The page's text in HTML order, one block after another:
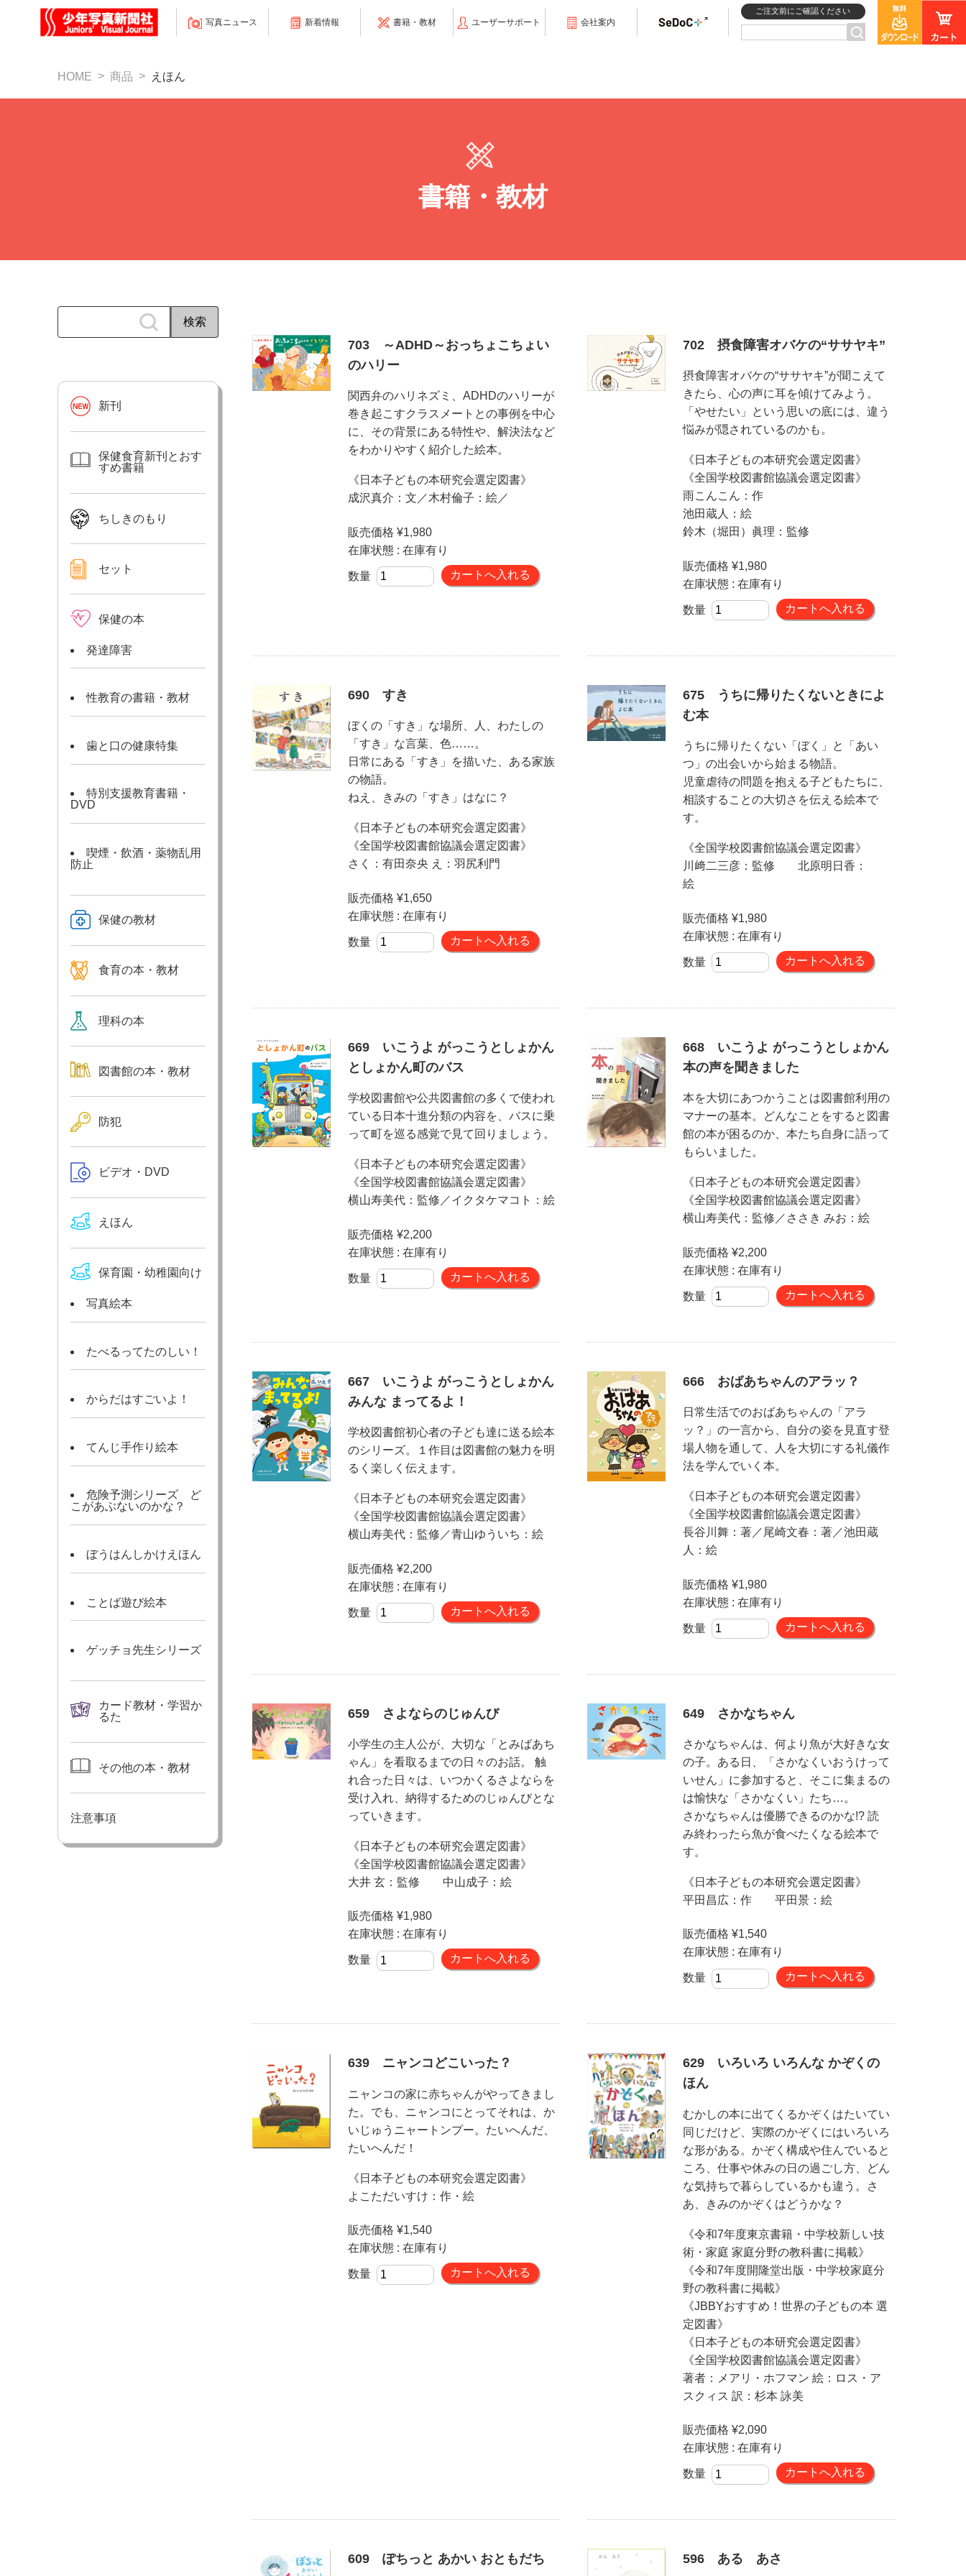
写真ニュース 新着情報 書籍・教材 ユーザーサポート 会社案内
ご注文前にご確認ください
HOME 商品 えほん
書籍・教材
新刊
保健食育新刊とおす
すめ書籍
ちしきのもり
セット
保健の本
発達障害
性教育の書籍・教材
歯と口の健康特集
特別支援教育書籍・
DVD
喫煙・飲酒・薬物乱用
防止
保健の教材
食育の本・教材
理科の本
図書館の本・教材
防犯
ビデオ・DVD
えほん
保育園・幼稚園向け
写真絵本
たべるってたのしい！
からだはすごいよ！
てんじ手作り絵本
危険予測シリーズ ど
こがあぶないのかな？
ぼうはんしかけえほん
ことば遊び絵本
ゲッチョ先生シリーズ
カード教材・学習か
るた
その他の本・教材
注意事項
703 ～ADHD～おっちょこちょい
のハリー
関西弁のハリネズミ、ADHDのハリーが
巻き起こすクラスメートとの事例を中心
に、その背景にある特性や、解決法など
をわかりやすく紹介した絵本。
《日本子どもの本研究会選定図書》
成沢真介：文／木村倫子：絵／
販売価格 ¥1,980
在庫状態 : 在庫有り
数量
702 摂食障害オバケの“ササヤキ”
摂食障害オバケの“ササヤキ”が聞こえて
きたら、心の声に耳を傾けてみよう。
「やせたい」という思いの底には、違う
悩みが隠されているのかも。
《日本子どもの本研究会選定図書》
《全国学校図書館協議会選定図書》
雨こんこん：作
池田蔵人：絵
鈴木（堀田）眞理：監修
販売価格 ¥1,980
在庫状態 : 在庫有り
数量
690 すき
ぼくの「すき」な場所、人、わたしの
「すき」な言葉、色……。
日常にある「すき」を描いた、ある家族
の物語。
ねえ、きみの「すき」はなに？
《日本子どもの本研究会選定図書》
《全国学校図書館協議会選定図書》
さく：有田奈央 え：羽尻利門
販売価格 ¥1,650
在庫状態 : 在庫有り
数量
675 うちに帰りたくないときによ
む本
うちに帰りたくない「ぼく」と「あい
つ」の出会いから始まる物語。
児童虐待の問題を抱える子どもたちに、
相談することの大切さを伝える絵本で
す。
《全国学校図書館協議会選定図書》
川﨑二三彦：監修 北原明日香：
絵
販売価格 ¥1,980
在庫状態 : 在庫有り
数量
669 いこうよ がっこうとしょかん
としょかん町のバス
学校図書館や公共図書館の多くで使われ
ている日本十進分類の内容を、バスに乗
って町を巡る感覚で見て回りましょう。
《日本子どもの本研究会選定図書》
《全国学校図書館協議会選定図書》
横山寿美代：監修／イクタケマコト：絵
販売価格 ¥2,200
在庫状態 : 在庫有り
数量
668 いこうよ がっこうとしょかん
本の声を聞きました
本を大切にあつかうことは図書館利用の
マナーの基本。どんなことをすると図書
館の本が困るのか、本たち自身に語って
もらいました。
《日本子どもの本研究会選定図書》
《全国学校図書館協議会選定図書》
横山寿美代：監修／ささき みお：絵
販売価格 ¥2,200
在庫状態 : 在庫有り
数量
667 いこうよ がっこうとしょかん
みんな まってるよ！
学校図書館初心者の子ども達に送る絵本
のシリーズ。１作目は図書館の魅力を明
るく楽しく伝えます。
《日本子どもの本研究会選定図書》
《全国学校図書館協議会選定図書》
横山寿美代：監修／青山ゆういち：絵
販売価格 ¥2,200
在庫状態 : 在庫有り
数量
666 おばあちゃんのアラッ？
日常生活でのおばあちゃんの「アラ
ッ？」の一言から、自分の姿を見直す登
場人物を通して、人を大切にする礼儀作
法を学んでいく本。
《日本子どもの本研究会選定図書》
《全国学校図書館協議会選定図書》
長谷川舞：著／尾崎文春：著／池田蔵
人：絵
販売価格 ¥1,980
在庫状態 : 在庫有り
数量
659 さよならのじゅんび
小学生の主人公が、大切な「とみばあち
ゃん」を看取るまでの日々のお話。 触
れ合った日々は、いつかくるさよならを
受け入れ、納得するためのじゅんびとな
っていきます。
《日本子どもの本研究会選定図書》
《全国学校図書館協議会選定図書》
大井 玄：監修 中山成子：絵
販売価格 ¥1,980
在庫状態 : 在庫有り
数量
649 さかなちゃん
さかなちゃんは、何より魚が大好きな女
の子。ある日、「さかなくいおうけって
いせん」に参加すると、そこに集まるの
は愉快な「さかなくい」たち…。
さかなちゃんは優勝できるのかな!? 読
み終わったら魚が食べたくなる絵本で
す。
《日本子どもの本研究会選定図書》
平田昌広：作 平田景：絵
販売価格 ¥1,540
在庫状態 : 在庫有り
数量
639 ニャンコどこいった？
ニャンコの家に赤ちゃんがやってきまし
た。でも、ニャンコにとってそれは、か
いじゅうニャートンプー。たいへんだ、
たいへんだ！
《日本子どもの本研究会選定図書》
よこただいすけ：作・絵
販売価格 ¥1,540
在庫状態 : 在庫有り
数量
629 いろいろ いろんな かぞくの
ほん
むかしの本に出てくるかぞくはたいてい
同じだけど、実際のかぞくにはいろいろ
な形がある。かぞく構成や住んでいると
ころ、仕事や休みの日の過ごし方、どん
な気持ちで暮らしているかも違う。さ
あ、きみのかぞくはどうかな？
《令和7年度東京書籍・中学校新しい技
術・家庭 家庭分野の教科書に掲載》
《令和7年度開隆堂出版・中学校家庭分
野の教科書に掲載》
《JBBYおすすめ！世界の子どもの本 選
定図書》
《日本子どもの本研究会選定図書》
《全国学校図書館協議会選定図書》
著者：メアリ・ホフマン 絵：ロス・ア
スクィス 訳：杉本 詠美
販売価格 ¥2,090
在庫状態 : 在庫有り
数量
609 ぽちっと あかい おともだち 596 ある あさ